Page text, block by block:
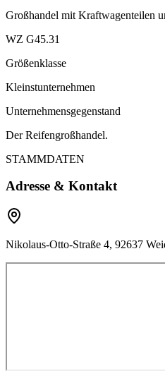
Großhandel mit Kraftwagenteilen
WZ G45.31
Größenklasse
Kleinstunternehmen
Unternehmensgegenstand
Der Reifengroßhandel.
STAMMDATEN
Adresse & Kontakt
Nikolaus-Otto-Straße 4, 92637